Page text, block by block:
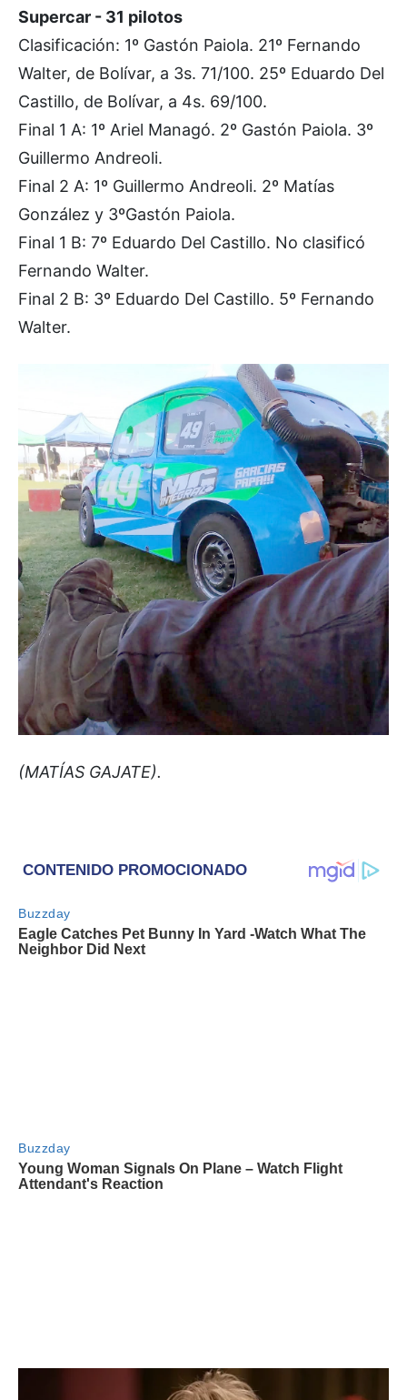
Supercar - 31 pilotos
Clasificación: 1º Gastón Paiola. 21º Fernando
Walter, de Bolívar, a 3s. 71/100. 25º Eduardo Del
Castillo, de Bolívar, a 4s. 69/100.
Final 1 A: 1º Ariel Managó. 2º Gastón Paiola. 3º
Guillermo Andreoli.
Final 2 A: 1º Guillermo Andreoli. 2º Matías
González y 3ºGastón Paiola.
Final 1 B: 7º Eduardo Del Castillo. No clasificó
Fernando Walter.
Final 2 B: 3º Eduardo Del Castillo. 5º Fernando
Walter.
(MATÍAS GAJATE).